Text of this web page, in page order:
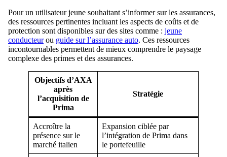
Pour un utilisateur jeune souhaitant s’informer sur les assurances,
des ressources pertinentes incluant les aspects de coûts et de
protection sont disponibles sur des sites comme : jeune
conducteurou guide sur l’assurance auto. Ces ressources
incontournables permettent de mieux comprendre le paysage
complexe des primes et des assurances.
Objectifs d’AXA
après
l’acquisition de
Prima
Stratégie
Accroître la
présence sur le
marché italien
Expansion ciblée par
l’intégration de Prima dans
le portefeuille